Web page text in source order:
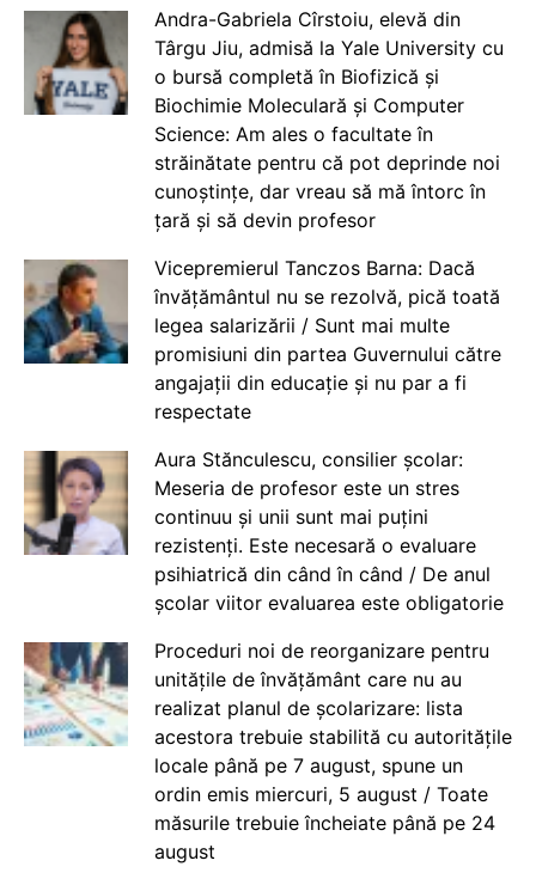
Andra-Gabriela Cîrstoiu, elevă din
Târgu Jiu, admisă la Yale University cu
o bursă completă în Biofizică și
Biochimie Moleculară și Computer
Science: Am ales o facultate în
străinătate pentru că pot deprinde noi
cunoștințe, dar vreau să mă întorc în
țară și să devin profesor
Vicepremierul Tanczos Barna: Dacă
învățământul nu se rezolvă, pică toată
legea salarizării / Sunt mai multe
promisiuni din partea Guvernului către
angajații din educație și nu par a fi
respectate
Aura Stănculescu, consilier școlar:
Meseria de profesor este un stres
continuu și unii sunt mai puțini
rezistenți. Este necesară o evaluare
psihiatrică din când în când / De anul
școlar viitor evaluarea este obligatorie
Proceduri noi de reorganizare pentru
unitățile de învățământ care nu au
realizat planul de școlarizare: lista
acestora trebuie stabilită cu autoritățile
locale până pe 7 august, spune un
ordin emis miercuri, 5 august / Toate
măsurile trebuie încheiate până pe 24
august